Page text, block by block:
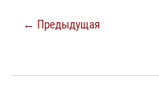
← Предыдущая